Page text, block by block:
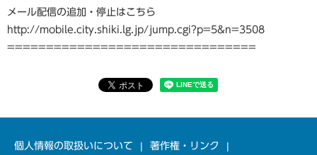
メール配信の追加・停止はこちら
http://mobile.city.shiki.lg.jp/jump.cgi?p=5&n=3508
================================
個人情報の取扱いについて 著作権・リンク